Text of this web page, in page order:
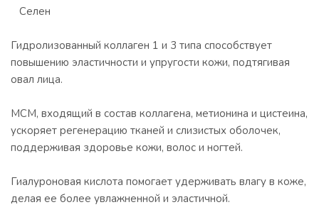
Селен
Гидролизованный коллаген 1 и 3 типа способствует
повышению эластичности и упругости кожи, подтягивая
овал лица.
МСМ, входящий в состав коллагена, метионина и цистеина,
ускоряет регенерацию тканей и слизистых оболочек,
поддерживая здоровье кожи, волос и ногтей.
Гиалуроновая кислота помогает удерживать влагу в коже,
делая ее более увлажненной и эластичной.